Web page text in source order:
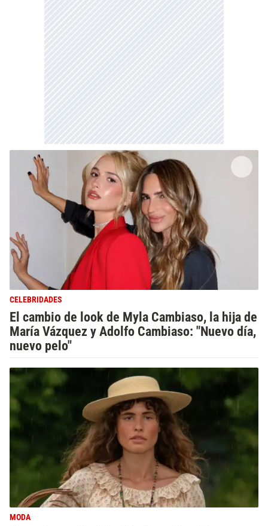
CELEBRIDADES
El cambio de look de Myla Cambiaso, la hija de
María Vázquez y Adolfo Cambiaso: "Nuevo día,
nuevo pelo"
MODA